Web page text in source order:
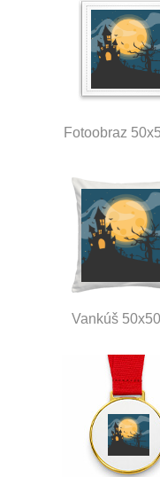
Fotoobraz
Vankúš